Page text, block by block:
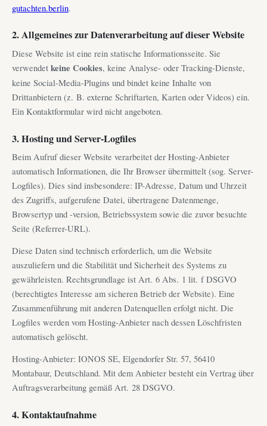
gutachten.berlin.
2. Allgemeines zur Datenverarbeitung auf dieser Website
Diese Website ist eine rein statische Informationsseite. Sie
verwendet keine Cookies, keine Analyse- oder Tracking-Dienste,
keine Social-Media-Plugins und bindet keine Inhalte von
Drittanbietern (z. B. externe Schriftarten, Karten oder Videos) ein.
Ein Kontaktformular wird nicht angeboten.
3. Hosting und Server-Logfiles
Beim Aufruf dieser Website verarbeitet der Hosting-Anbieter
automatisch Informationen, die Ihr Browser übermittelt (sog. Server-
Logfiles). Dies sind insbesondere: IP-Adresse, Datum und Uhrzeit
des Zugriffs, aufgerufene Datei, übertragene Datenmenge,
Browsertyp und -version, Betriebssystem sowie die zuvor besuchte
Seite (Referrer-URL).
Diese Daten sind technisch erforderlich, um die Website
auszuliefern und die Stabilität und Sicherheit des Systems zu
gewährleisten. Rechtsgrundlage ist Art. 6 Abs. 1 lit. f DSGVO
(berechtigtes Interesse am sicheren Betrieb der Website). Eine
Zusammenführung mit anderen Datenquellen erfolgt nicht. Die
Logfiles werden vom Hosting-Anbieter nach dessen Löschfristen
automatisch gelöscht.
Hosting-Anbieter: IONOS SE, Elgendorfer Str. 57, 56410
Montabaur, Deutschland. Mit dem Anbieter besteht ein Vertrag über
Auftragsverarbeitung gemäß Art. 28 DSGVO.
4. Kontaktaufnahme